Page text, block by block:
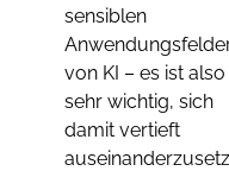
sensiblen
von KI – es ist also
sehr wichtig, sich
damit vertieft